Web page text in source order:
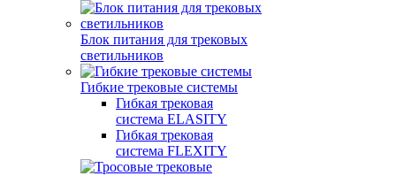
Блок питания для трековых
светильников
Гибкие трековые системы
Гибкая трековая
система ELASITY
Гибкая трековая
система FLEXITY